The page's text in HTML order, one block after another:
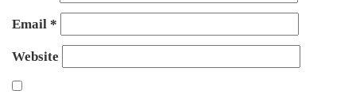
Email *
Website